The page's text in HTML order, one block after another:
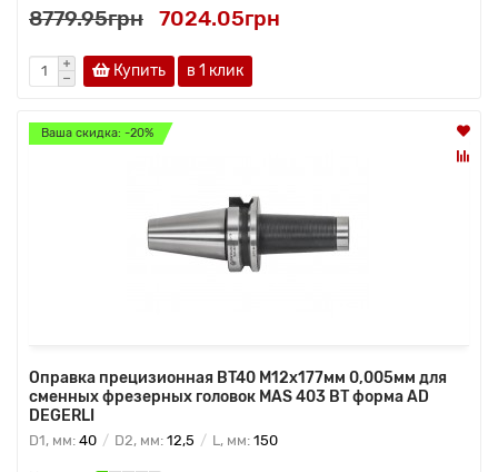
8779.95грн 7024.05грн
Купить в 1 клик
Ваша скидка: -20%
Оправка прецизионная BT40 M12x177мм 0,005мм для
сменных фрезерных головок MAS 403 BT форма AD
DEGERLI
D1, мм: 40 D2, мм: 12,5 L, мм: 150